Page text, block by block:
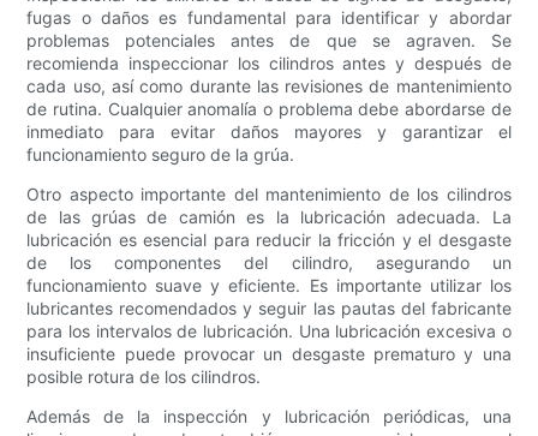
fugas o daños es fundamental para identificar y abordar
problemas potenciales antes de que se agraven. Se
recomienda inspeccionar los cilindros antes y después de
cada uso, así como durante las revisiones de mantenimiento
de rutina. Cualquier anomalía o problema debe abordarse de
inmediato para evitar daños mayores y garantizar el
funcionamiento seguro de la grúa.
Otro aspecto importante del mantenimiento de los cilindros
de las grúas de camión es la lubricación adecuada. La
lubricación es esencial para reducir la fricción y el desgaste
de los componentes del cilindro, asegurando un
funcionamiento suave y eficiente. Es importante utilizar los
lubricantes recomendados y seguir las pautas del fabricante
para los intervalos de lubricación. Una lubricación excesiva o
insuficiente puede provocar un desgaste prematuro y una
posible rotura de los cilindros.
Además de la inspección y lubricación periódicas, una